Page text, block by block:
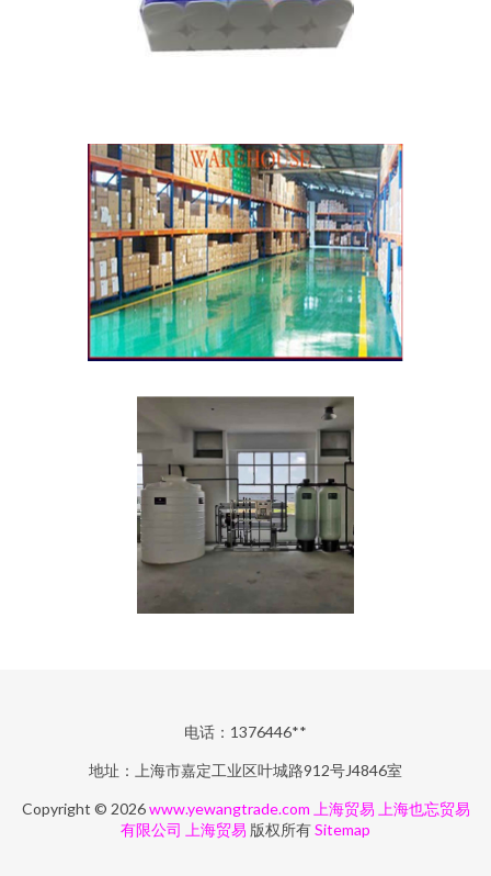
电话：1376446**
地址：上海市嘉定工业区叶城路912号J4846室
Copyright © 2026www.yewangtrade.com 上海贸易 上海也忘贸易
有限公司
上海贸易 版权所有Sitemap